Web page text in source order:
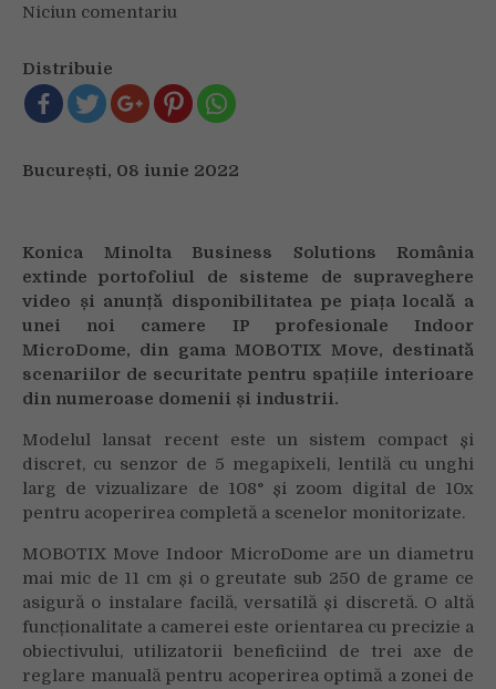
Niciun comentariu
România
anunță
lansarea
noi
profesionale
MOBOTIX
Move
Indoor
MicroDome
Distribuie
București, 08 iunie 2022
Konica Minolta Business Solutions România
extinde portofoliul de sisteme de supraveghere
video și anunță disponibilitatea pe piața locală a
unei noi camere IP profesionale Indoor
MicroDome, din gama MOBOTIX Move, destinată
scenariilor de securitate pentru spațiile interioare
din numeroase domenii și industrii.
Modelul lansat recent
este un sistem compact și
discret, cu senzor de 5 megapixeli, lentilă cu unghi
larg de vizualizare de 108° și zoom digital de 10x
pentru acoperirea completă a scenelor monitorizate.
MOBOTIX Move Indoor MicroDome are un diametru
mai mic de 11 cm și o greutate sub 250 de grame ce
asigură o instalare facilă, versatilă și discretă. O altă
funcționalitate a camerei este orientarea cu precizie a
obiectivului, utilizatorii beneficiind de trei axe de
reglare manuală pentru acoperirea optimă a zonei de